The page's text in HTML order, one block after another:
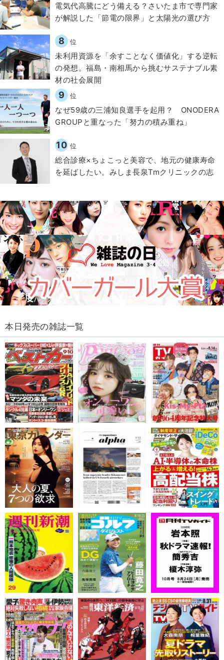
電気代高騰にどう備える？さいたま市で専門家
が解説した「節電の限界」と太陽光の選び方
8 位
​​未利用資源を「余すことなく価値化」する逆転
の発想。福島・南相馬から挑むサステナブル素
材の社会展開​
9 位
なぜ59歳の三浦知良選手を起用？ ONODERA
GROUPと重なった「努力の積み重ね」
10 位
総合診療×ちょこっと美容で、地元の健康寿命
を延ばしたい。みしま長泉Tmクリニックの志
本日発売の雑誌一覧